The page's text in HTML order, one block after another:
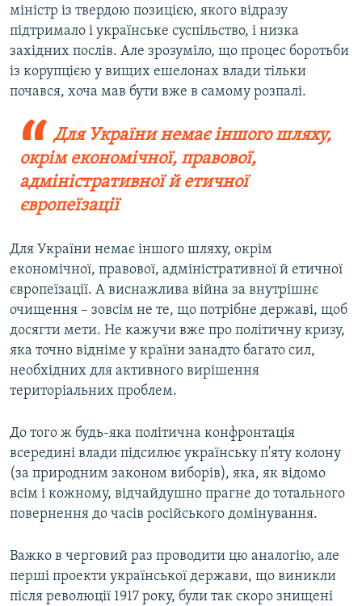
міністр із твердою позицією, якого відразу
підтримало і українське суспільство, і низка
західних послів. Але зрозуміло, що процес боротьби
із корупцією у вищих ешелонах влади тільки
почався, хоча мав бути вже в самому розпалі.
Для України немає іншого шляху,
окрім економічної, правової,
адміністративної й етичної
європеїзації
Для України немає іншого шляху, окрім
економічної, правової, адміністративної й етичної
європеїзації. А виснажлива війна за внутрішнє
очищення – зовсім не те, що потрібне державі, щоб
досягти мети. Не кажучи вже про політичну кризу,
яка точно відніме у країни занадто багато сил,
необхідних для активного вирішення
територіальних проблем.
До того ж будь-яка політична конфронтація
всередині влади підсилює українську п'яту колону
(за природним законом виборів), яка, як відомо
всім і кожному, відчайдушно прагне до тотального
повернення до часів російського домінування.
Важко в черговий раз проводити цю аналогію, але
перші проекти української держави, що виникли
після революції 1917 року, були так скоро знищені